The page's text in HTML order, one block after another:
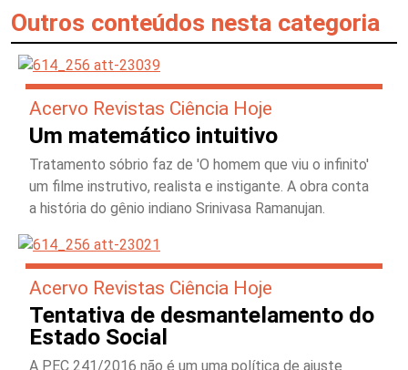
Outros conteúdos nesta categoria
Acervo Revistas Ciência Hoje
Um matemático intuitivo
Tratamento sóbrio faz de 'O homem que viu o infinito'
um filme instrutivo, realista e instigante. A obra conta
a história do gênio indiano Srinivasa Ramanujan.
Acervo Revistas Ciência Hoje
Tentativa de desmantelamento do
Estado Social
A PEC 241/2016 não é um uma política de ajuste